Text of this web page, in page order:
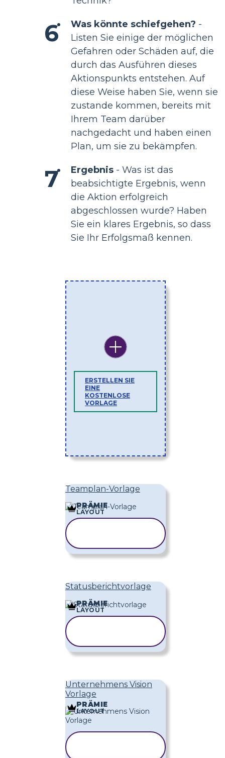
Was könnte schiefgehen? -
Listen Sie einige der möglichen
Gefahren oder Schäden auf, die
durch das Ausführen dieses
Aktionspunkts entstehen. Auf
diese Weise haben Sie, wenn sie
zustande kommen, bereits mit
Ihrem Team darüber
nachgedacht und haben einen
Plan, um sie zu bekämpfen.
Ergebnis - Was ist das
beabsichtigte Ergebnis, wenn
die Aktion erfolgreich
abgeschlossen wurde? Haben
Sie ein klares Ergebnis, so dass
Sie Ihr Erfolgsmaß kennen.
ERSTELLEN SIE
EINE
KOSTENLOSE
VORLAGE
Teamplan-Vorlage
PRÄMIE
LAYOUT
Statusberichtvorlage
PRÄMIE
LAYOUT
Unternehmens Vision
Vorlage
PRÄMIE
LAYOUT